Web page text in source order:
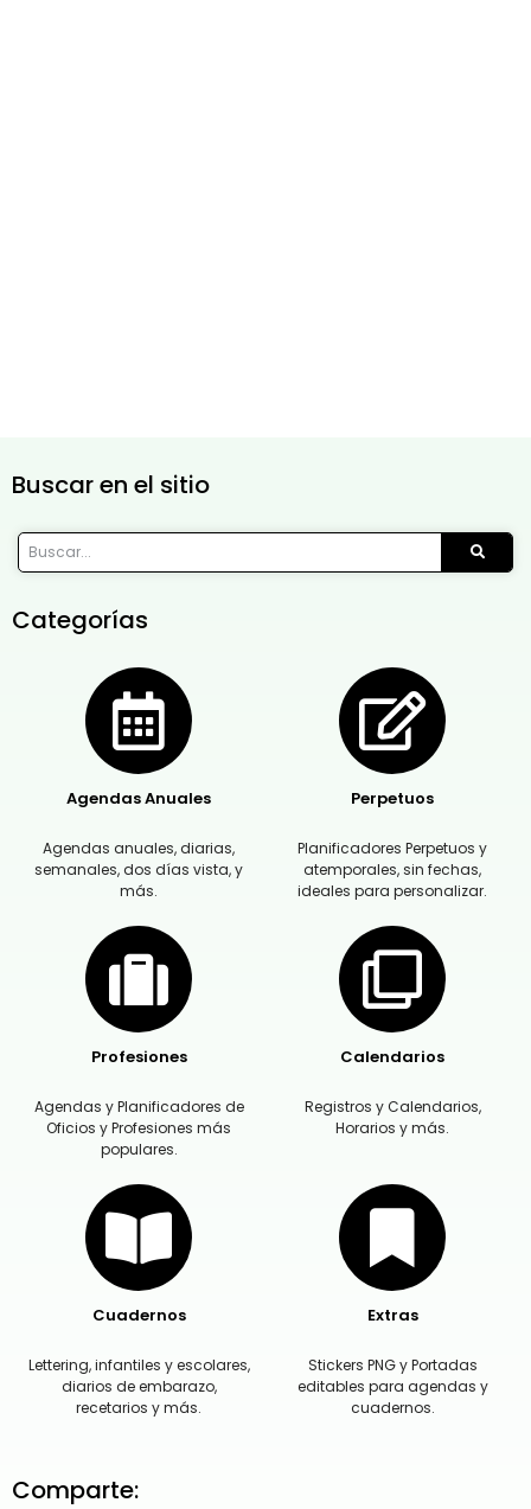
Buscar en el sitio
Categorías
Agendas Anuales
Agendas anuales, diarias,
semanales, dos días vista, y
más.
Perpetuos
Planificadores Perpetuos y
atemporales, sin fechas,
ideales para personalizar.
Profesiones
Agendas y Planificadores de
Oficios y Profesiones más
populares.
Calendarios
Registros y Calendarios,
Horarios y más.
Cuadernos
Lettering, infantiles y escolares,
diarios de embarazo,
recetarios y más.
Extras
Stickers PNG y Portadas
editables para agendas y
cuadernos.
Comparte: